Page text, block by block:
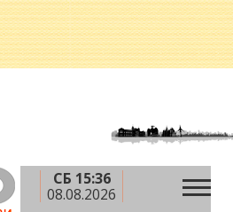
СБ 15:36
08.08.2026